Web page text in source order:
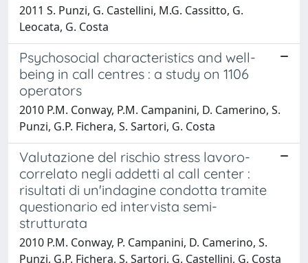
2011 S. Punzi, G. Castellini, M.G. Cassitto, G.
Leocata, G. Costa
Psychosocial characteristics and well-
being in call centres : a study on 1106
operators
2010 P.M. Conway, P.M. Campanini, D. Camerino, S.
Punzi, G.P. Fichera, S. Sartori, G. Costa
Valutazione del rischio stress lavoro-
correlato negli addetti al call center :
risultati di un'indagine condotta tramite
questionario ed intervista semi-
strutturata
2010 P.M. Conway, P. Campanini, D. Camerino, S.
Punzi, G.P. Fichera, S. Sartori, G. Castellini, G. Costa